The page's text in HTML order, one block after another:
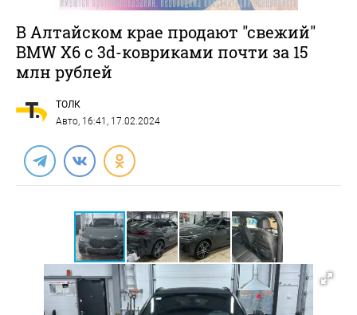
В Алтайском крае продают "свежий"
ВMW Х6 с 3d-ковриками почти за 15
млн рублей
ТОЛК
Авто, 16:41, 17.02.2024